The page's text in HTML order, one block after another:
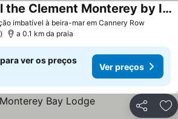
imbatível à beira-mar em Cannery Row
InterContinental the Clement Monterey by IHG
a 0.1 km da praia
ver os preços
Ver preços
Partilhar